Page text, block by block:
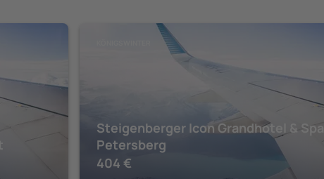
Steigenberger Icon Grandhotel & Spa
Petersberg
404 €